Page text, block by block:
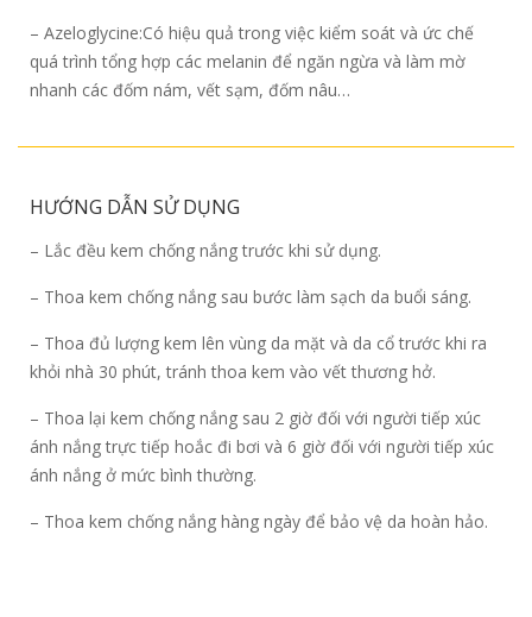
– Azeloglycine:Có hiệu quả trong việc kiểm soát và ức chế
quá trình tổng hợp các melanin để ngăn ngừa và làm mờ
nhanh các đốm nám, vết sạm, đốm nâu…
HƯỚNG DẪN SỬ DỤNG
– Lắc đều kem chống nắng trước khi sử dụng.
– Thoa kem chống nắng sau bước làm sạch da buổi sáng.
– Thoa đủ lượng kem lên vùng da mặt và da cổ trước khi ra
khỏi nhà 30 phút, tránh thoa kem vào vết thương hở.
– Thoa lại kem chống nắng sau 2 giờ đối với người tiếp xúc
ánh nắng trực tiếp hoắc đi bơi và 6 giờ đối với người tiếp xúc
ánh nắng ở mức bình thường.
– Thoa kem chống nắng hàng ngày để bảo vệ da hoàn hảo.